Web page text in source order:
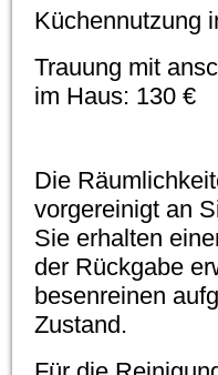
Küchennutzung
Trauung mit
im Haus: 130 €
Die
vorgereinigt an
Sie erhalten
der Rückgabe
besenreinen
Zustand.